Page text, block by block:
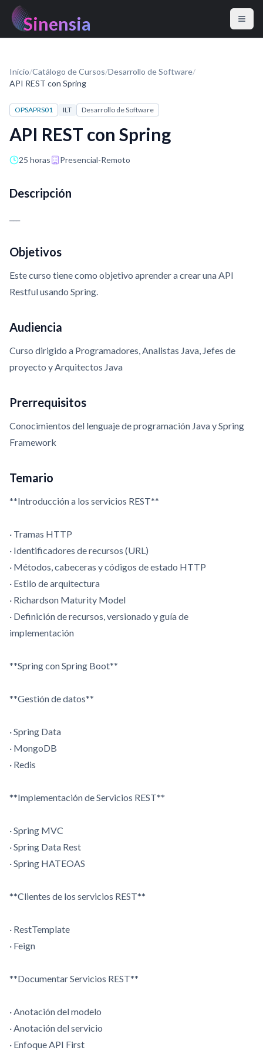
Sinensia
Inicio/Catálogo de Cursos/Desarrollo de Software/
API REST con Spring
OPSAPRS01 ILT Desarrollo de Software
API REST con Spring
25 horas Presencial-Remoto
Descripción
Objetivos
Este curso tiene como objetivo aprender a crear una API
Restful usando Spring.
Audiencia
Curso dirigido a Programadores, Analistas Java, Jefes de
proyecto y Arquitectos Java
Prerrequisitos
Conocimientos del lenguaje de programación Java y Spring
Framework
Temario
**Introducción a los servicios REST**
· Tramas HTTP
· Identificadores de recursos (URL)
· Métodos, cabeceras y códigos de estado HTTP
· Estilo de arquitectura
· Richardson Maturity Model
· Definición de recursos, versionado y guía de
implementación
**Spring con Spring Boot**
**Gestión de datos**
· Spring Data
· MongoDB
· Redis
**Implementación de Servicios REST**
· Spring MVC
· Spring Data Rest
· Spring HATEOAS
**Clientes de los servicios REST**
· RestTemplate
· Feign
**Documentar Servicios REST**
· Anotación del modelo
· Anotación del servicio
· Enfoque API First